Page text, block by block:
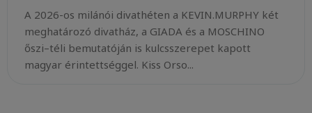
A 2026-os milánói divathéten a KEVIN.MURPHY két
meghatározó divatház, a GIADA és a MOSCHINO
őszi–téli bemutatóján is kulcsszerepet kapott
magyar érintettséggel. Kiss Orso...